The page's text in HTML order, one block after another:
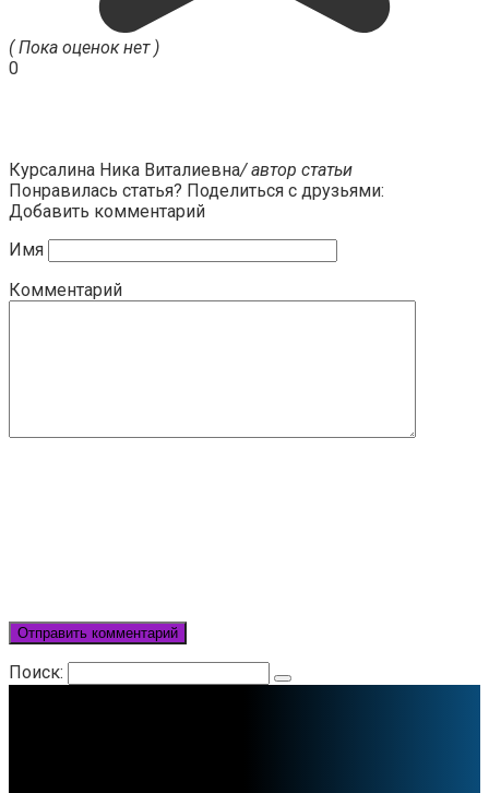
( Пока оценок нет )
0
Курсалина Ника Виталиевна/ автор статьи
Понравилась статья? Поделиться с друзьями:
Добавить комментарий
Имя
Комментарий
Поиск: